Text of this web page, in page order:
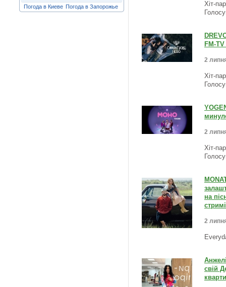
Погода в Киеве Погода в Запорожье
Хіт-
FM-
2
Хіт-
2
Хіт-
на
2
свій